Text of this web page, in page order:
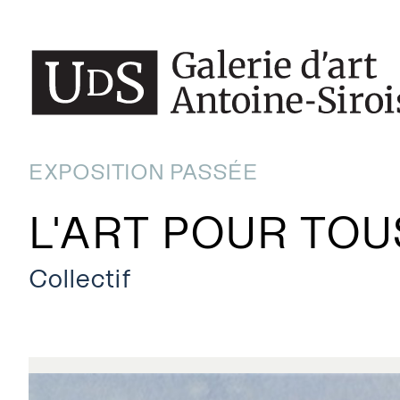
L'ART POUR
EXPOSITION PASSÉE
Collectif